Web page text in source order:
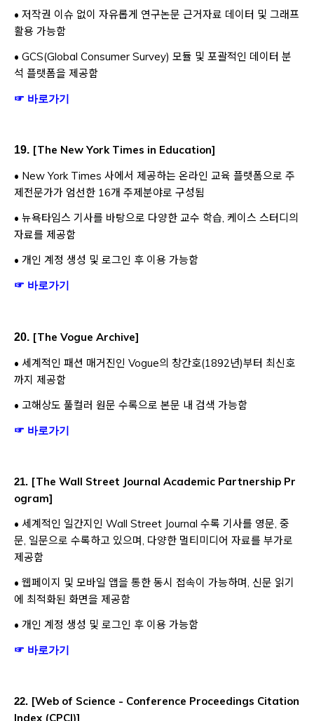
• 저작권 이슈 없이 자유롭게 연구논문 근거자료 데이터 및 그래프
활용 가능함
• GCS(Global Consumer Survey) 모듈 및 포괄적인 데이터 분
석 플랫폼을 제공함
☞ 바로가기
19. [The New York Times in Education]
• New York Times 사에서 제공하는 온라인 교육 플랫폼으로 주
제전문가가 엄선한 16개 주제분야로 구성됨
• 뉴욕타임스 기사를 바탕으로 다양한 교수 학습, 케이스 스터디의
자료를 제공함
• 개인 계정 생성 및 로그인 후 이용 가능함
☞ 바로가기
20. [The Vogue Archive]
• 세계적인 패션 매거진인 Vogue의 창간호(1892년)부터 최신호
까지 제공함
• 고해상도 풀컬러 원문 수록으로 본문 내 검색 가능함
☞ 바로가기
21. [The Wall Street Journal Academic Partnership Pr
ogram]
• 세계적인 일간지인 Wall Street Journal 수록 기사를 영문, 중
문, 일문으로 수록하고 있으며, 다양한 멀티미디어 자료를 부가로
제공함
• 웹페이지 및 모바일 앱을 통한 동시 접속이 가능하며, 신문 읽기
에 최적화된 화면을 제공함
• 개인 계정 생성 및 로그인 후 이용 가능함
☞ 바로가기
22. [Web of Science - Conference Proceedings Citation
Index (CPCI)]